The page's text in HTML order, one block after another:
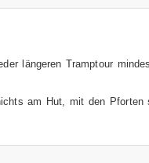
längeren Tramptour
am Hut, mit den Pforten